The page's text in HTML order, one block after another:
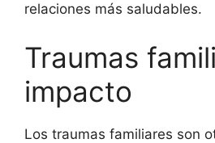
relaciones más saludables.
Traumas
impacto
Los traumas familiares son